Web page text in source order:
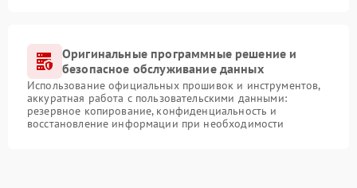
Оригинальные программные решение и
безопасное обслуживание данных
Использование официальных прошивок и инструментов,
аккуратная работа с пользовательскими данными:
резервное копирование, конфиденциальность и
восстановление информации при необходимости